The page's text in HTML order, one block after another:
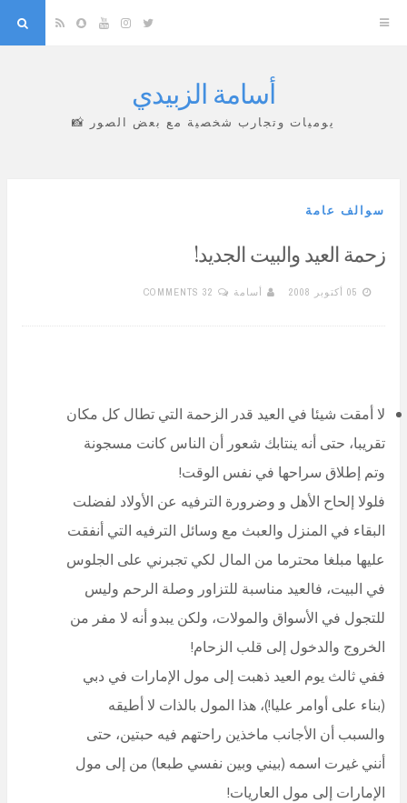
Twitter
Instagram
YouTube
Snapchat
RSS
أسامة الزبيدي
يوميات وتجارب شخصية مع بعض الصور 📸
سوالف عامة
زحمة العيد والبيت الجديد!
05 أكتوبر 2008 أسامة 32 COMMENTS
لا أمقت شيئا في العيد قدر الزحمة التي تطال كل مكان
تقريبا، حتى أنه ينتابك شعور أن الناس كانت مسجونة
وتم إطلاق سراحها في نفس الوقت!
فلولا إلحاح الأهل و وضرورة الترفيه عن الأولاد لفضلت
البقاء في المنزل والعبث مع وسائل الترفيه التي أنفقت
عليها مبلغا محترما من المال لكي تجبرني على الجلوس
في البيت، فالعيد مناسبة للتزاور وصلة الرحم وليس
للتجول في الأسواق والمولات، ولكن يبدو أنه لا مفر من
الخروج والدخول إلى قلب الزحام!
ففي ثالث يوم العيد ذهبت إلى مول الإمارات في دبي
(بناء على أوامر عليا!)، هذا المول بالذات لا أطيقه
والسبب أن الأجانب ماخذين راحتهم فيه حبتين، حتى
أنني غيرت اسمه (بيني وبين نفسي طبعا) من إلى مول
الإمارات إلى مول العاريات!